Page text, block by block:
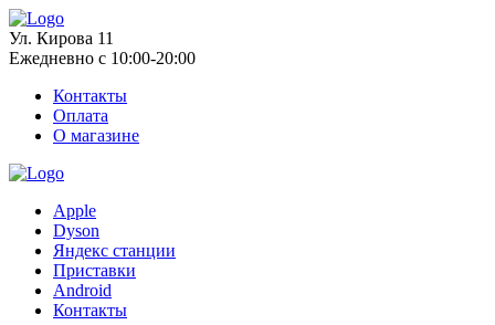
Ул. Кирова 11
Ежедневно с 10:00-20:00
Контакты
Оплата
О магазине
Apple
Dyson
Яндекс станции
Приставки
Android
Контакты